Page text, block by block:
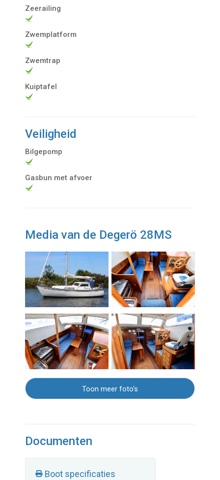
Zeerailing
Zwemplatform
Zwemtrap
Kuiptafel
Veiligheid
Bilgepomp
Gasbun met afvoer
Media van de Degerö 28MS
Toon meer foto's
Documenten
Boot specificaties